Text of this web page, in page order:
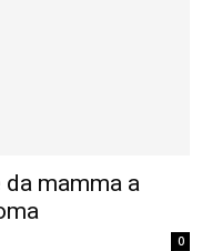
mamma a
0